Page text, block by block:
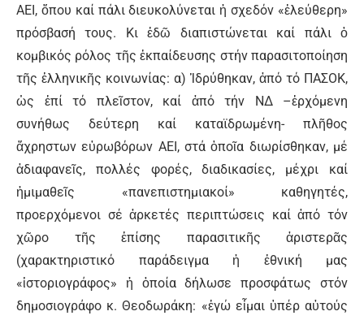
ΑΕΙ, ὅπου καί πάλι διευκολύνεται ἡ σχεδόν «ἐλεύθερη»
πρόσβασή τους. Κι ἐδῶ διαπιστώνεται καί πάλι ὁ
κομβικός ρόλος τῆς ἐκπαίδευσης στήν παρασιτοποίηση
τῆς ἑλληνικῆς κοινωνίας: α) Ἱδρύθηκαν, ἀπό τό ΠΑΣΟΚ,
ὡς ἐπί τό πλεῖστον, καί ἀπό τήν ΝΔ –ἐρχόμενη
συνήθως δεύτερη καί καταϊδρωμένη- πλῆθος
ἄχρηστων εὐρωβόρων ΑΕΙ, στά ὁποῖα διωρίσθηκαν, μέ
ἀδιαφανεῖς, πολλές φορές, διαδικασίες, μέχρι καί
ἡμιμαθεῖς «πανεπιστημιακοί» καθηγητές,
προερχόμενοι σέ ἀρκετές περιπτώσεις καί ἀπό τόν
χῶρο τῆς ἐπίσης παρασιτικῆς ἀριστερᾶς
(χαρακτηριστικό παράδειγμα ἡ ἐθνική μας
«ἱστοριογράφος» ἡ ὁποία δήλωσε προσφάτως στόν
δημοσιογράφο κ. Θεοδωράκη: «ἐγώ εἶμαι ὑπέρ αὐτούς